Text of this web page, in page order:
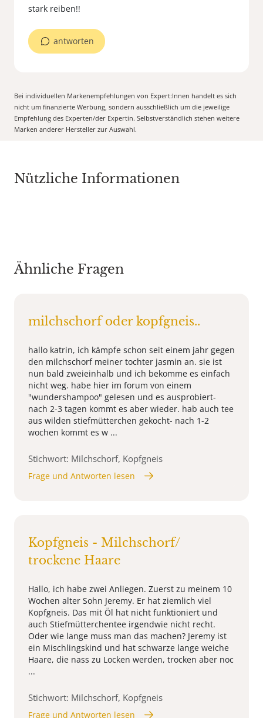
stark reiben!!
antworten
Bei individuellen Markenempfehlungen von Expert:Innen handelt es sich
nicht um finanzierte Werbung, sondern ausschließlich um die jeweilige
Empfehlung des Experten/der Expertin. Selbstverständlich stehen weitere
Marken anderer Hersteller zur Auswahl.
Nützliche Informationen
Ähnliche Fragen
milchschorf oder kopfgneis..
hallo katrin, ich kämpfe schon seit einem jahr gegen
den milchschorf meiner tochter jasmin an. sie ist
nun bald zweieinhalb und ich bekomme es einfach
nicht weg. habe hier im forum von einem
"wundershampoo" gelesen und es ausprobiert-
nach 2-3 tagen kommt es aber wieder. hab auch tee
aus wilden stiefmütterchen gekocht- nach 1-2
wochen kommt es w ...
Stichwort: Milchschorf, Kopfgneis
Frage und Antworten lesen
Kopfgneis - Milchschorf/
trockene Haare
Hallo, ich habe zwei Anliegen. Zuerst zu meinem 10
Wochen alter Sohn Jeremy. Er hat ziemlich viel
Kopfgneis. Das mit Öl hat nicht funktioniert und
auch Stiefmütterchentee irgendwie nicht recht.
Oder wie lange muss man das machen? Jeremy ist
ein Mischlingskind und hat schwarze lange weiche
Haare, die nass zu Locken werden, trocken aber noc
...
Stichwort: Milchschorf, Kopfgneis
Frage und Antworten lesen